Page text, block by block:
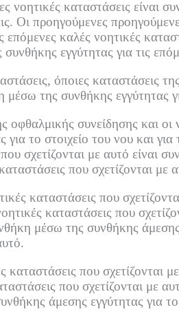
νοητικές καταστάσεις είναι
Οι προηγούμενες
καλές νοητικές
εγγύτητας για τις
όποιες καταστάσεις
μέσω της συνθήκης εγγύτητας
οφθαλμικής συνείδησης και οι
το στοιχείο του νου και για
σχετίζονται με αυτό είναι
που σχετίζονται με
καταστάσεις που
καταστάσεις που
μέσω της συνθήκης
καταστάσεις που
που σχετίζονται με
άμεσης εγγύτητας για